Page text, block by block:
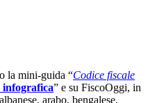
la mini-guida “Codice fiscale
infografica” e su FiscoOggi, in
arabo, bengalese,